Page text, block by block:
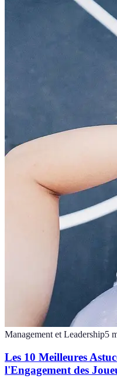
Management et Leadership5
Les 10 Meilleures
l'Engagement des